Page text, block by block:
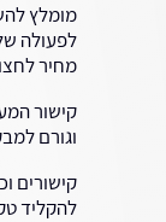
מומלץ
לפעולה
מחיר
קישור
וגורם
קישורים
להקליד